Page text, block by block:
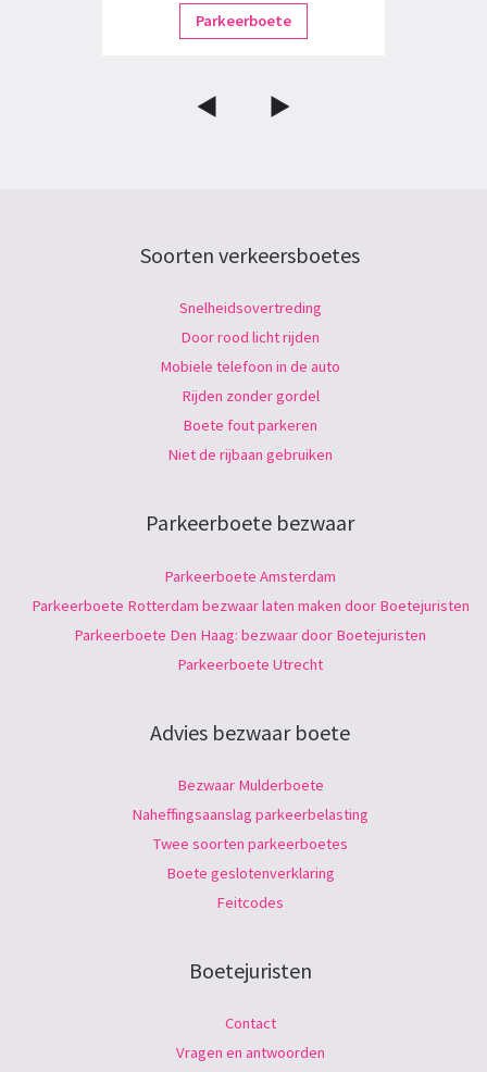
Parkeerboete
Soorten verkeersboetes
Snelheidsovertreding
Door rood licht rijden
Mobiele telefoon in de auto
Rijden zonder gordel
Boete fout parkeren
Niet de rijbaan gebruiken
Parkeerboete bezwaar
Parkeerboete Amsterdam
Parkeerboete Rotterdam bezwaar laten maken door Boetejuristen
Parkeerboete Den Haag: bezwaar door Boetejuristen
Parkeerboete Utrecht
Advies bezwaar boete
Bezwaar Mulderboete
Naheffingsaanslag parkeerbelasting
Twee soorten parkeerboetes
Boete geslotenverklaring
Feitcodes
Boetejuristen
Contact
Vragen en antwoorden